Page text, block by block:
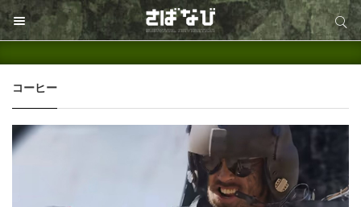
サイト内検索
コーヒー
サイト内検索